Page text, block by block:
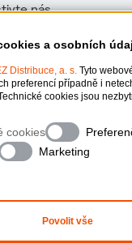
a osobních
Distribuce, a. s. Tyto
preferencí případně i
cookies jsou
preferencím, k
netechnických cookies a
Bližší informace o
údajů, včetně možnosti
cookies
Marketing
Povolit vše
nás
osobních